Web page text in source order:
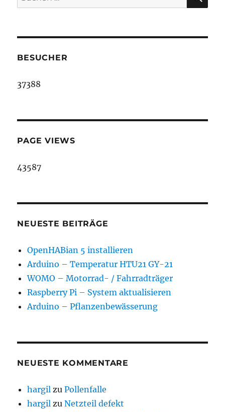
nach:
BESUCHER
37388
PAGE VIEWS
43587
NEUESTE BEITRÄGE
OpenHABian 5 installieren
Arduino – Temperatur HTU21 GY-21
WOMO – Motorrad- / Fahrradträger
Raspberry Pi – System aktualisieren
Arduino – Pflanzenbewässerung
NEUESTE KOMMENTARE
hargil zuPollenfalle
hargil zuNetzteil defekt